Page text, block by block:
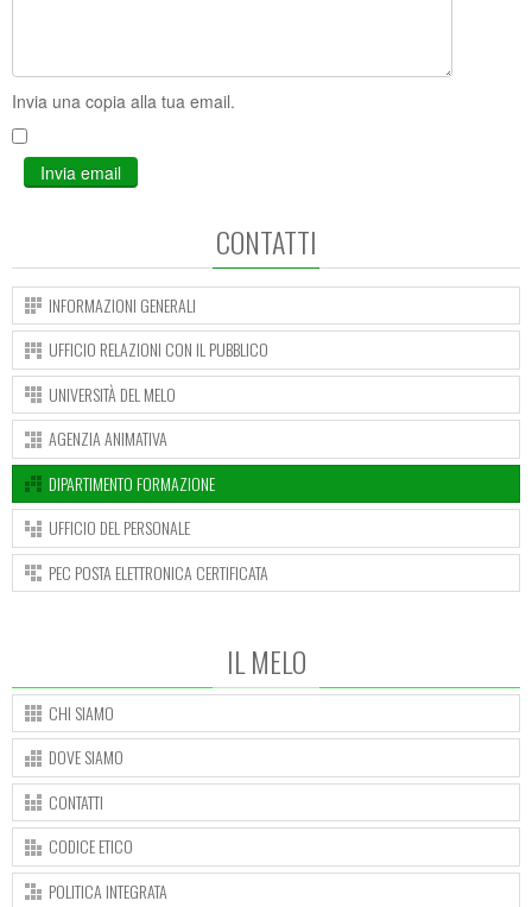
Invia una copia alla tua email.
Invia email
CONTATTI
INFORMAZIONI GENERALI
UFFICIO RELAZIONI CON IL PUBBLICO
UNIVERSITÀ DEL MELO
AGENZIA ANIMATIVA
DIPARTIMENTO FORMAZIONE
UFFICIO DEL PERSONALE
PEC POSTA ELETTRONICA CERTIFICATA
IL MELO
CHI SIAMO
DOVE SIAMO
CONTATTI
CODICE ETICO
POLITICA INTEGRATA